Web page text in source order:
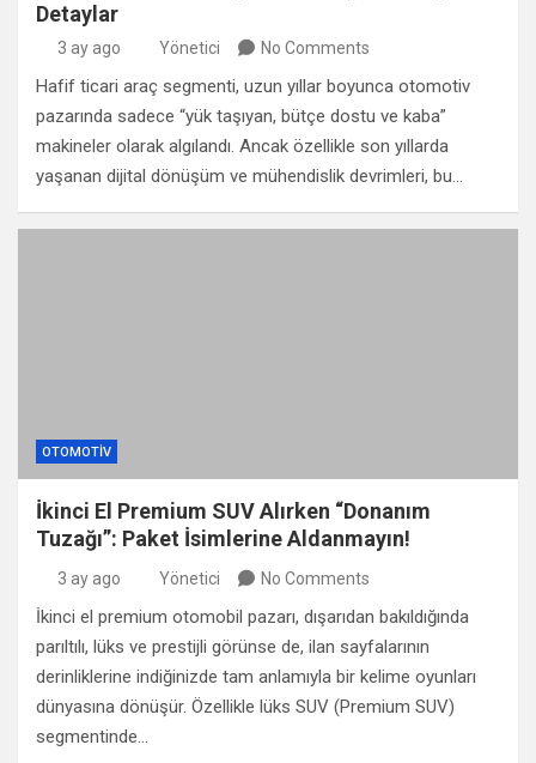
Detaylar
3 ay ago Yönetici No Comments
Hafif ticari araç segmenti, uzun yıllar boyunca otomotiv
pazarında sadece “yük taşıyan, bütçe dostu ve kaba”
makineler olarak algılandı. Ancak özellikle son yıllarda
yaşanan dijital dönüşüm ve mühendislik devrimleri, bu…
OTOMOTIV
İkinci El Premium SUV Alırken “Donanım
Tuzağı”: Paket İsimlerine Aldanmayın!
3 ay ago Yönetici No Comments
İkinci el premium otomobil pazarı, dışarıdan bakıldığında
parıltılı, lüks ve prestijli görünse de, ilan sayfalarının
derinliklerine indiğinizde tam anlamıyla bir kelime oyunları
dünyasına dönüşür. Özellikle lüks SUV (Premium SUV)
segmentinde…